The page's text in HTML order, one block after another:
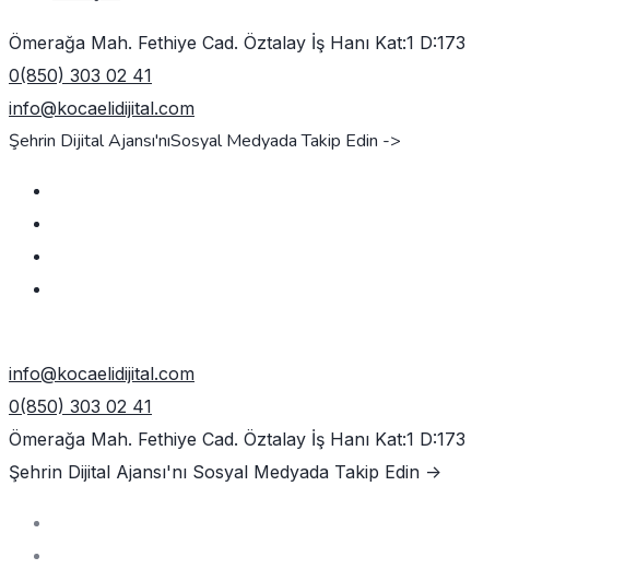
Ömerağa Mah. Fethiye Cad. Öztalay İş Hanı Kat:1 D:173
0(850) 303 02 41
info@kocaelidijital.com
Şehrin Dijital Ajansı'nıSosyal Medyada Takip Edin ->
info@kocaelidijital.com
0(850) 303 02 41
Ömerağa Mah. Fethiye Cad. Öztalay İş Hanı Kat:1 D:173
Şehrin Dijital Ajansı'nı Sosyal Medyada Takip Edin ->